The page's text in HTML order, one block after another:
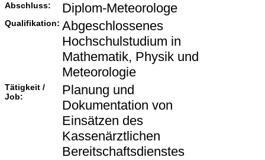
Abschluss: Diplom-Meteorologe
Qualifikation: Abgeschlossenes
Hochschulstudium in
Mathematik, Physik und
Meteorologie
Tätigkeit /
Job:
Planung und
Dokumentation von
Einsätzen des
Kassenärztlichen
Bereitschaftsdienstes